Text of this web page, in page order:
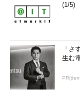
(1/5)
「さ
生む